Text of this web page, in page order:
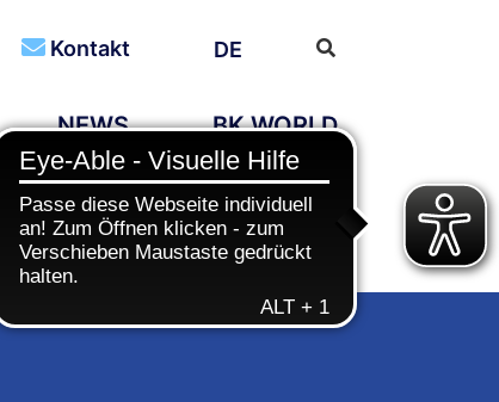
Kontakt DE
NEWS BK WORLD